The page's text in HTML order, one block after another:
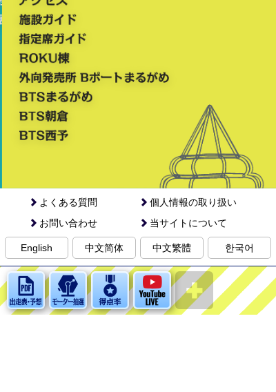
よくある質問
個人情報の取り扱い
お問い合わせ
当サイトについて
English 中文简体 中文繁體 한국어
©BOAT RACE MARUGAME. ALL RIGHTS RESERVED.